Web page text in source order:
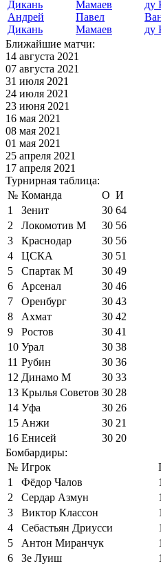
Андрей
Дикань
Павел
Мамаев
ду
Ближайшие матчи:
14 августа 2021
07 августа 2021
31 июля 2021
24 июля 2021
23 июня 2021
16 мая 2021
08 мая 2021
01 мая 2021
25 апреля 2021
17 апреля 2021
Турнирная таблица:
№ Команда О И
1
Зенит 30 64
2
Локомотив М 30 56
3
Краснодар 30 56
4
ЦСКА 30 51
5
Спартак М 30 49
6
Арсенал 30 46
7
Оренбург 30 43
8
Ахмат 30 42
9
Ростов 30 41
10 Урал 30 38
11 Рубин 30 36
12 Динамо М 30 33
13 Крылья Советов 30 28
14 Уфа 30 26
15 Анжи 30 21
16 Енисей 30 20
Бомбардиры:
№ Игрок
1
Фёдор Чалов
2
Сердар Азмун
3
Виктор Классон
4
Себастьян Дриусси
5
Антон Миранчук
6
Зе Луиш